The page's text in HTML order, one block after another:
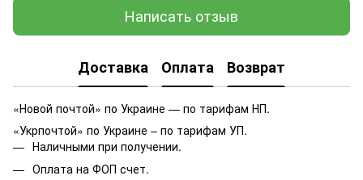
Написать отзыв
Доставка Оплата Возврат
«Новой почтой» по Украине — по тарифам НП.
«Укрпочтой» по Украине – по тарифам УП.
Наличными при получении.
Оплата на ФОП счет.